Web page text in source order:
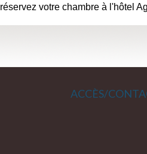
réservez votre chambre à l'hôtel
ACCÈS/